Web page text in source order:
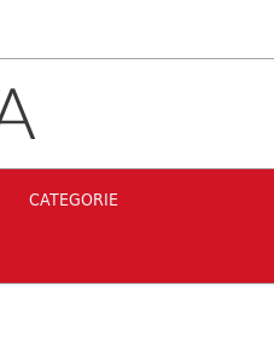
CATEGORIE